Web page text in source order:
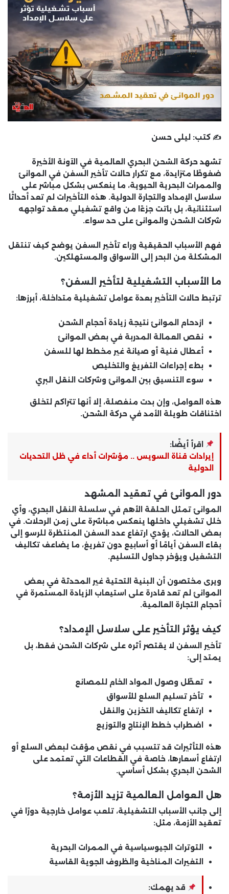
✍️ كتب: ليلى حسن
تشهد حركة الشحن البحري العالمية في الآونة الأخيرة
ضغوطًا متزايدة، مع تكرار حالات تأخير السفن في الموانئ
والممرات البحرية الحيوية، ما ينعكس بشكل مباشر على
سلاسل الإمداد والتجارة الدولية. هذه التأخيرات لم تعد أحداثًا
استثنائية، بل باتت جزءًا من واقع تشغيلي معقد تواجهه
شركات الشحن والموانئ على حد سواء.
فهم الأسباب الحقيقية وراء تأخير السفن يوضح كيف تنتقل
المشكلة من البحر إلى الأسواق والمستهلكين.
ما الأسباب التشغيلية لتأخير السفن؟
ترتبط حالات التأخير بعدة عوامل تشغيلية متداخلة، أبرزها:
ازدحام الموانئ نتيجة زيادة أحجام الشحن
نقص العمالة المدربة في بعض الموانئ
أعطال فنية أو صيانة غير مخطط لها للسفن
بطء إجراءات التفريغ والتخليص
سوء التنسيق بين الموانئ وشركات النقل البري
هذه العوامل، وإن بدت منفصلة، إلا أنها تتراكم لتخلق
اختناقات طويلة الأمد في حركة الشحن.
اقرأ أيضًا:
إيرادات قناة السويس .. مؤشرات أداء في ظل التحديات
الدولية
دور الموانئ في تعقيد المشهد
الموانئ تمثل الحلقة الأهم في سلسلة النقل البحري، وأي
خلل تشغيلي داخلها ينعكس مباشرة على زمن الرحلات. في
بعض الحالات، يؤدي ارتفاع عدد السفن المنتظرة للرسو إلى
بقاء السفن أيامًا أو أسابيع دون تفريغ، ما يضاعف تكاليف
التشغيل ويؤخر جداول التسليم.
ويرى مختصون أن البنية التحتية غير المحدثة في بعض
الموانئ لم تعد قادرة على استيعاب الزيادة المستمرة في
أحجام التجارة العالمية.
كيف يؤثر التأخير على سلاسل الإمداد؟
تأخير السفن لا يقتصر أثره على شركات الشحن فقط، بل
يمتد إلى:
تعطّل وصول المواد الخام للمصانع
تأخر تسليم السلع للأسواق
ارتفاع تكاليف التخزين والنقل
اضطراب خطط الإنتاج والتوزيع
هذه التأثيرات قد تتسبب في نقص مؤقت لبعض السلع أو
ارتفاع أسعارها، خاصة في القطاعات التي تعتمد على
الشحن البحري بشكل أساسي.
هل العوامل العالمية تزيد الأزمة؟
إلى جانب الأسباب التشغيلية، تلعب عوامل خارجية دورًا في
تعقيد الأزمة، مثل:
التوترات الجيوسياسية في الممرات البحرية
التغيرات المناخية والظروف الجوية القاسية
قد يهمك: